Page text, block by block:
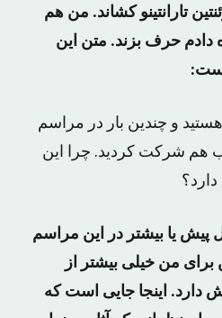
تارانتینو کشاند. من هم
دادم حرف بزند. متن این
و چندین بار در مراسم
هم شرکت کردید. چرا این
یا بیشتر در این مراسم
من خیلی بیشتر از
دارد. اینجا جایی است که